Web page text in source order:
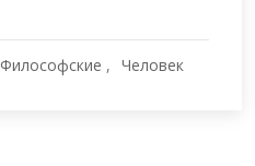
Философские Человек